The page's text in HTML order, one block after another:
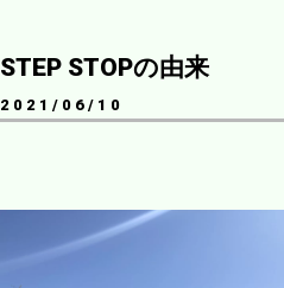
STEP STOPの由来
2021/06/10